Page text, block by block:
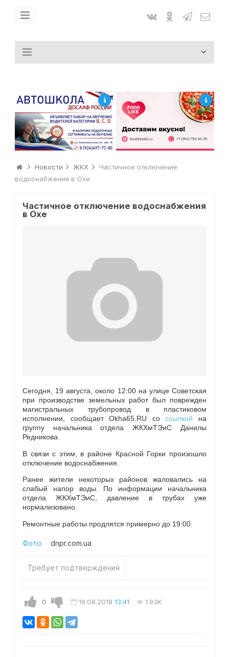
Новости ЖКХ
Частичное отключение
водоснабжения в Охе
Частичное отключение водоснабжения
в Охе
Сегодня, 19 августа, около 12:00 на улице Советская
при производстве земельных работ был поврежден
магистральных трубопровод в пластиковом
исполнении, сообщает Okha65.RU соссылкой на
группу начальника отдела ЖКХмТЭиС Данилы
Редникова.
В связи с этим, в районе Красной Горки произошло
отключение водоснабжения.
Ранее жители некоторых районов жаловались на
слабый напор воды. По информации начальника
отдела ЖКХмТЭиС, давление в трубах уже
нормализовано.
Ремонтные работы продлятся примерно до 19:00.
Фото: dnpr.com.ua
Требует подтверждения
0 19.08.2018 13:41 1.93K